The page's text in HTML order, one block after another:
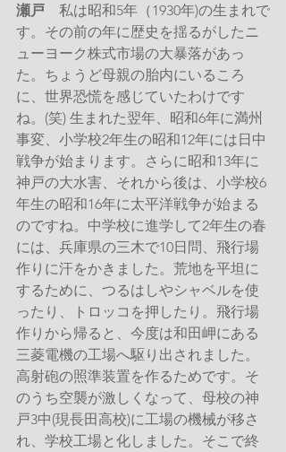
瀬戸 私は昭和5年（1930年)の生まれで
す。その前の年に歴史を揺るがしたニ
ューヨーク株式市場の大暴落があっ
た。ちょうど母親の胎内にいるころ
に、世界恐慌を感じていたわけです
ね。(笑) 生まれた翌年、昭和6年に満州
事変、小学校2年生の昭和12年には日中
戦争が始まります。さらに昭和13年に
神戸の大水害、それから後は、小学校6
年生の昭和16年に太平洋戦争が始まる
のですね。中学校に進学して2年生の春
には、兵庫県の三木で10日問、飛行場
作りに汗をかきました。荒地を平坦に
するために、つるはしやシャベルを使
ったり、トロッコを押したり。飛行場
作りから帰ると、今度は和田岬にある
三菱電機の工場へ駆り出されました。
高射砲の照準装置を作るためです。そ
のうち空襲が激しくなって、母校の神
戸3中(現長田高校)に工場の機械が移さ
れ、学校工場と化しました。そこで終